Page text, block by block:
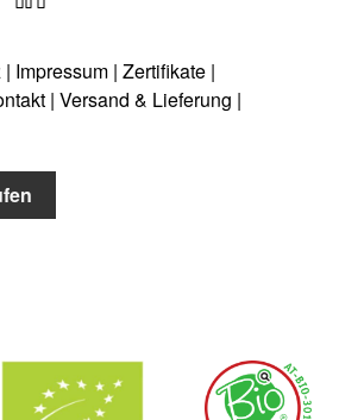
| Impressum | Zertifikate |
| Versand & Lieferung |